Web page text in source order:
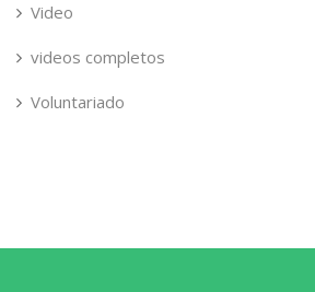
Video
videos completos
Voluntariado